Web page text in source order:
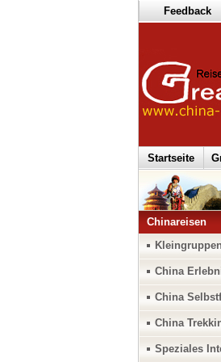
Feedback
Startseite
Chinareisen
China
China
China
Speziales